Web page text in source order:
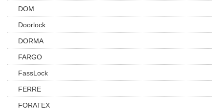
DOM
Doorlock
DORMA
FARGO
FassLock
FERRE
FORATEX